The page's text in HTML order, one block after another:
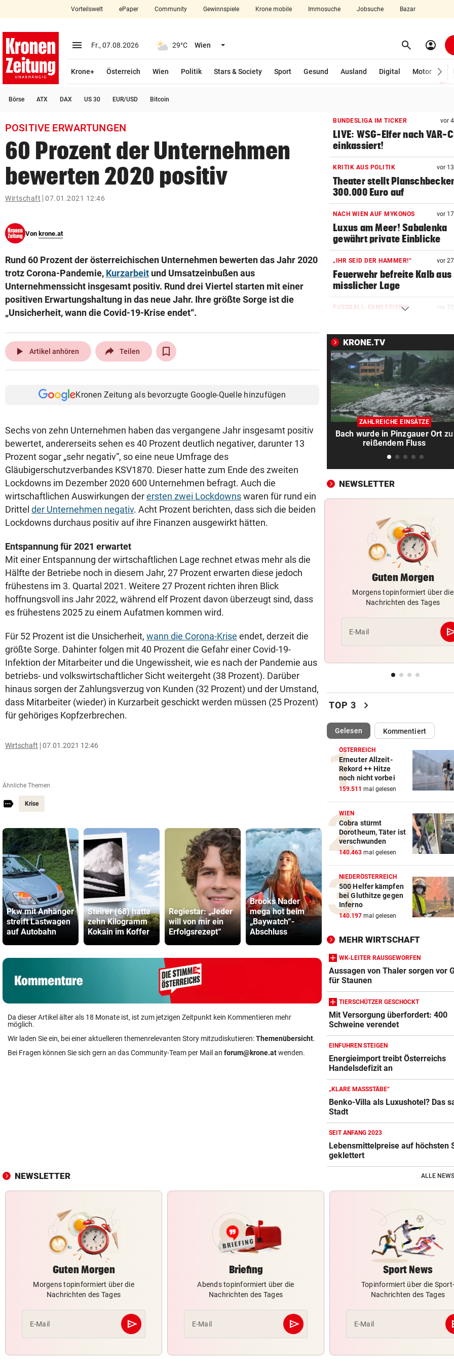
closeSchließen
account_circle Anmelden
arrow_right
bookmark
search
Suchbegriff
eingeben
© Krone Multimedia GmbH & Co KG 2026
Vorteilswelt ePaper Community Gewinnspiele Krone mobile Immosuche Jobsuche Bazar
menu Menü aufklappen
Fr., 07.08.2026 29°C Wien Menü aufklappen search Suchen
account_circle
Krone+ Österreich Wien Politik Stars & Society Sport Gesund Ausland Digital Motor
Börse ATX DAX US 30 EUR/USD Bitcoin
POSITIVE ERWARTUNGEN
60 Prozent der Unternehmen
bewerten 2020 positiv
Wirtschaft 07.01.2021 12:46
Von krone.at
Rund 60 Prozent der österreichischen Unternehmen bewerten das Jahr 2020
trotz Corona-Pandemie, Kurzarbeit und Umsatzeinbußen aus
Unternehmenssicht insgesamt positiv. Rund drei Viertel starten mit einer
positiven Erwartungshaltung in das neue Jahr. Ihre größte Sorge ist die
„Unsicherheit, wann die Covid-19-Krise endet“.
play_arrow Artikel anhören Teilen
Kronen Zeitung als bevorzugte Google-Quelle hinzufügen
Sechs von zehn Unternehmen haben das vergangene Jahr insgesamt positiv
bewertet, andererseits sehen es 40 Prozent deutlich negativer, darunter 13
Prozent sogar „sehr negativ“, so eine neue Umfrage des
Gläubigerschutzverbandes KSV1870. Dieser hatte zum Ende des zweiten
Lockdowns im Dezember 2020 600 Unternehmen befragt. Auch die
wirtschaftlichen Auswirkungen derersten zwei Lockdownswaren für rund ein
Drittel der Unternehmen negativ. Acht Prozent berichten, dass sich die beiden
Lockdowns durchaus positiv auf ihre Finanzen ausgewirkt hätten.
Entspannung für 2021 erwartet
Mit einer Entspannung der wirtschaftlichen Lage rechnet etwas mehr als die
Hälfte der Betriebe noch in diesem Jahr, 27 Prozent erwarten diese jedoch
frühestens im 3. Quartal 2021. Weitere 27 Prozent richten ihren Blick
hoffnungsvoll ins Jahr 2022, während elf Prozent davon überzeugt sind, dass
es frühestens 2025 zu einem Aufatmen kommen wird.
Für 52 Prozent ist die Unsicherheit, wann die Corona-Krise endet, derzeit die
größte Sorge. Dahinter folgen mit 40 Prozent die Gefahr einer Covid-19-
Infektion der Mitarbeiter und die Ungewissheit, wie es nach der Pandemie aus
betriebs- und volkswirtschaftlicher Sicht weitergeht (38 Prozent). Darüber
hinaus sorgen der Zahlungsverzug von Kunden (32 Prozent) und der Umstand,
dass Mitarbeiter (wieder) in Kurzarbeit geschickt werden müssen (25 Prozent)
für gehöriges Kopfzerbrechen.
Wirtschaft 07.01.2021 12:46
Ähnliche Themen
Krise
Pkw mit Anhänger
streift Lastwagen
auf Autobahn
Steirer (68) hatte
zehn Kilogramm
Kokain im Koffer
Regiestar: „Jeder
will von mir ein
Erfolgsrezept“
Brooks Nader
mega hot beim
„Baywatch“-
Abschluss
Primärversorgung
: Welche
Standorte vor
Sager
Da dieser Artikel älter als 18 Monate ist, ist zum jetzigen Zeitpunkt kein Kommentieren mehr
möglich.
Wir laden Sie ein, bei einer aktuelleren themenrelevanten Story mitzudiskutieren:Themenübersicht.
Bei Fragen können Sie sich gern an das Community-Team per Mail an forum@krone.atwenden.
BUNDESLIGA IM TICKER vor
LIVE: WSG-Elfer nach VAR-
einkassiert!
KRITIK AUS POLITIK vor
Theater stellt
300.000 Euro auf
NACH WIEN AUF MYKONOS vor
Luxus am Meer! Sabalenka
gewährt private Einblicke
„IHR SEID DER HAMMER!“ vor
Feuerwehr befreite Kalb aus
misslicher Lage
FUSSBALL-FANS FEIERN vor
eines Kult-Sponsors
LIEFERING VERLIERT vor
Enttäuschende Zweitliga-
Rückkehr nach Grödig
2. LIGA – 2. RUNDE vor 40
Fehlstart komplett! Nächste
für St. Pölten
WANDERER AUSGEFLOGEN
Wieder Muren nach Unwetter:
Dramatik im Valser Tal
den Cut vorzeitig
SCHRIEB WM-GESCHICHTE vor
Bayern kassiert Millionen –
Transfer-Clou
Spider-Man im BMW-
TROTZ ENTSCHULDIGUNG vor
Sager wirkt nach: Mütter-
Dreijähriger Bub wurde aus
heißem Auto gerettet
„BACKROOMS“
Regiestar: „Jeder will von
Erfolgsrezept“
BEI WOLFURTTROPHY vor
Lokalmatadorin und Tirol-
IN PARIS VERHAFTET vor
Steirer (68) hatte zehn
Kokain im Koffer
EU-MANDATAR ZU CEUTA: vor
„Etwas wie 2015 wird
mehr passieren!“
WETTER IN ÖSTERREICH vor
ordentlich gewittern
RED BULL SALZBURG/WAC
Verhounig mit Klausel,
am Prüfstand
Rapids System? „Lassen den
KRONE.TV
ZAHLREICHE EINSÄTZE
Bach wurde in Pinzgauer Ort zu
reißendem Fluss
NEWSLETTER
Guten Morgen
Morgens topinformiert über die
Nachrichten des Tages
E-Mail
TOP 3 chevron_right
Gelesen(ausgewählt)Kommentiert
ÖSTERREICH
Erneuter Allzeit-
Rekord ++ Hitze
noch nicht vorbei
159.511 mal gelesen
WIEN
Cobra stürmt
Dorotheum, Täter ist
verschwunden
140.463 mal gelesen
NIEDERÖSTERREICH
500 Helfer kämpfen
bei Gluthitze gegen
Inferno
140.197 mal gelesen
MEHR WIRTSCHAFT
WK-LEITER RAUSGEWORFEN
Aussagen von Thaler sorgen vor
für Staunen
TIERSCHÜTZER GESCHOCKT
Mit Versorgung überfordert: 400
Schweine verendet
EINFUHREN STEIGEN
Energieimport treibt Österreichs
Handelsdefizit an
„KLARE MASSSTÄBE“
Benko-Villa als Luxushotel? Das
Stadt
SEIT ANFANG 2023
Lebensmittelpreise auf höchsten
geklettert
NEWSLETTER ALLE
Guten Morgen
Morgens topinformiert über die
Nachrichten des Tages
E-Mail send
Abschicken
Briefing
Abends topinformiert über die
Nachrichten des Tages
E-Mail send
Abschicken
Sport News
Topinformiert über die Sport-
Nachrichten des Tages
E-Mail